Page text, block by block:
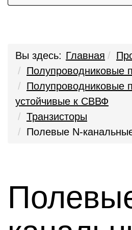
Вы здесь: Главная
Полупроводниковые
Полупроводниковые
устойчивые к СВВФ
Транзисторы
Полевые N-